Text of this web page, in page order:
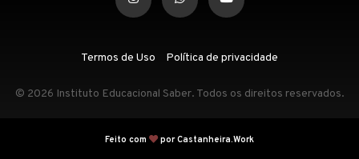
Termos de Uso Política de privacidade
© 2026 Instituto Educacional Saber. Todos os direitos reservados.
Feito com por Castanheira.Work